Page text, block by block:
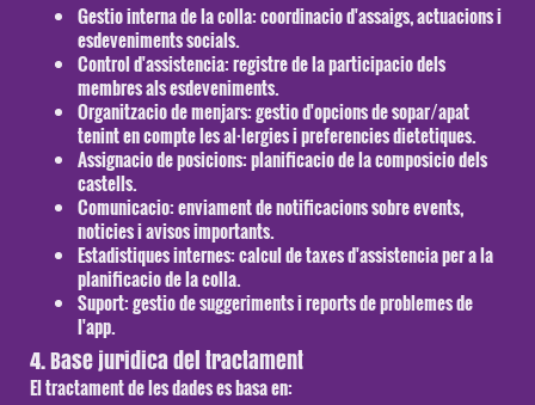
Gestio interna de la colla:coordinacio d'assaigs, actuacions i
esdeveniments socials.
Control d'assistencia:registre de la participacio dels
membres als esdeveniments.
Organitzacio de menjars:gestio d'opcions de sopar/apat
tenint en compte les al·lergies i preferencies dietetiques.
Assignacio de posicions:planificacio de la composicio dels
castells.
Comunicacio:enviament de notificacions sobre events,
noticies i avisos importants.
Estadistiques internes:calcul de taxes d'assistencia per a la
planificacio de la colla.
Suport:gestio de suggeriments i reports de problemes de
l'app.
4. Base juridica del tractament
El tractament de les dades es basa en: